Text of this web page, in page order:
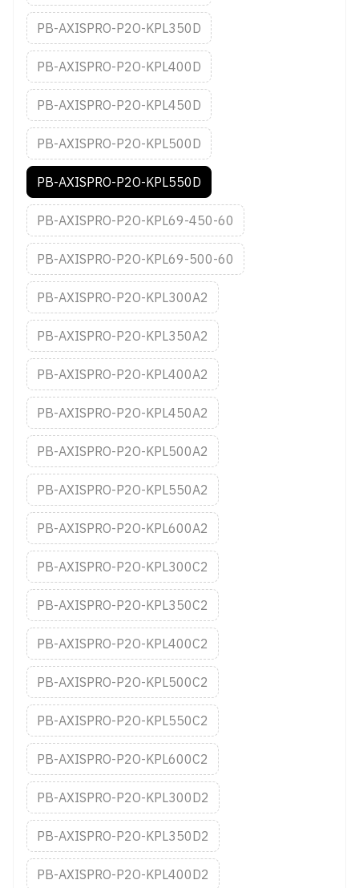
PB-AXISPRO-P2O-KPL350D
PB-AXISPRO-P2O-KPL400D
PB-AXISPRO-P2O-KPL450D
PB-AXISPRO-P2O-KPL500D
PB-AXISPRO-P2O-KPL550D
PB-AXISPRO-P2O-KPL69-450-60
PB-AXISPRO-P2O-KPL69-500-60
PB-AXISPRO-P2O-KPL300A2
PB-AXISPRO-P2O-KPL350A2
PB-AXISPRO-P2O-KPL400A2
PB-AXISPRO-P2O-KPL450A2
PB-AXISPRO-P2O-KPL500A2
PB-AXISPRO-P2O-KPL550A2
PB-AXISPRO-P2O-KPL600A2
PB-AXISPRO-P2O-KPL300C2
PB-AXISPRO-P2O-KPL350C2
PB-AXISPRO-P2O-KPL400C2
PB-AXISPRO-P2O-KPL500C2
PB-AXISPRO-P2O-KPL550C2
PB-AXISPRO-P2O-KPL600C2
PB-AXISPRO-P2O-KPL300D2
PB-AXISPRO-P2O-KPL350D2
PB-AXISPRO-P2O-KPL400D2